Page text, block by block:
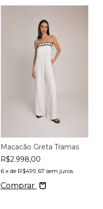
Macacão Greta Tramas
R$2.998,00
6 x de R$499,67 sem juros
Comprar